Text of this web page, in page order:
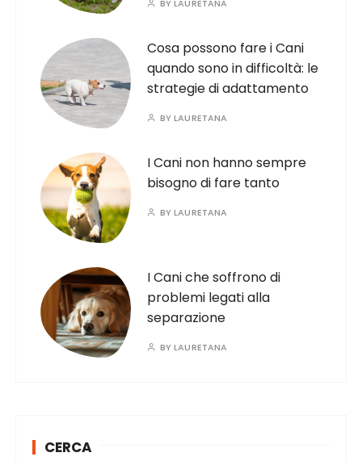
BYLAURETANA
Cosa possono fare i Cani
quando sono in difficoltà: le
strategie di adattamento
BYLAURETANA
I Cani non hanno sempre
bisogno di fare tanto
BYLAURETANA
I Cani che soffrono di
problemi legati alla
separazione
BYLAURETANA
CERCA